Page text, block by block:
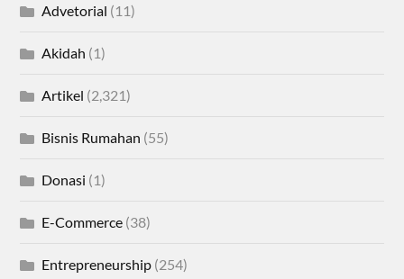
Advetorial (11)
Akidah (1)
Artikel (2,321)
Bisnis Rumahan (55)
Donasi (1)
E-Commerce (38)
Entrepreneurship (254)